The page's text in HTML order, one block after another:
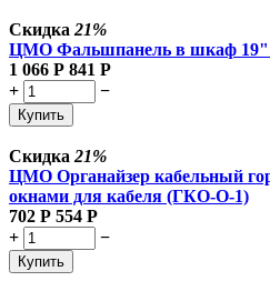
Скидка 21%
ЦМО Фальшпанель в шкаф
1 066 Р 841 Р
+
−
Купить
Скидка 21%
ЦМО Органайзер кабельный
окнами для кабеля (ГКО-О-1)
702 Р 554 Р
+
−
Купить